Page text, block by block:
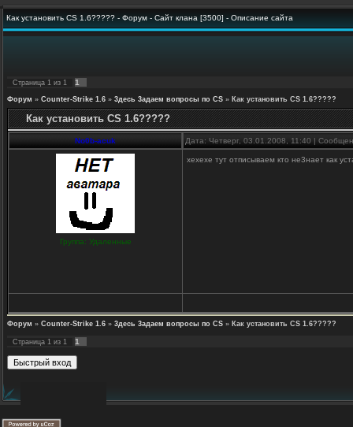
Как установить CS 1.6????? - Форум - Сайт клана [3500] - Описание сайта
Страница 1 из 1 1
Форум » Counter-Strike 1.6 » 3десь 3адаем вопросы по CS » Как установить CS 1.6?????
Как установить CS 1.6?????
No0b-acuk Дата: Четверг, 03.01.2008, 11:40 |
Группа: Удаленные
хехехе тут отписываем кто не3нает как
Форум » Counter-Strike 1.6 » 3десь 3адаем вопросы по CS » Как установить CS 1.6?????
Страница 1 из 1 1